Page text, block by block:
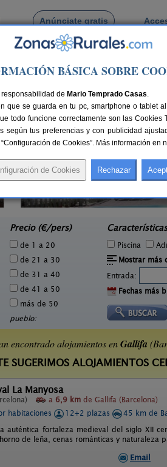
Anúnciate gratis
pueblo
El Mas de Tous
Precio (€/pers)
de 1 a 20
de 21 a 30
de 31 a 40
de 41 a 50
más de 50
pueblo:
Características
Piscina
Mostrar más
Entrada:
Fechas más
encontrado alojamientos enGallifa
SUGERIMOS ALOJAMIENTOS
La Manyosa
a 6,9 km de Gallifa (Barcelona)
habitaciones
12+2 plazas 45 km de
auténtica fortaleza medieval del siglo XII
de leña, cenas románticas y naturaleza
Email
BÁSICA SOBRE
de Mario Temprado Casas.
se guarda en tu pc, smartphone o tablet
todo funcione correctamente son las
tus preferencias y con publicidad
de Cookies”. Más información en